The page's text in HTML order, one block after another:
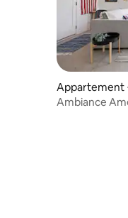
Appartement
h
Ambiance